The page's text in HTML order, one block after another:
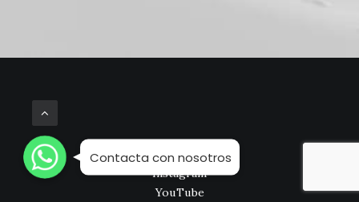
Facebook
Instagram
YouTube
WhatsApp
WhatsApp
WhatsApp
Contacta con nosotros